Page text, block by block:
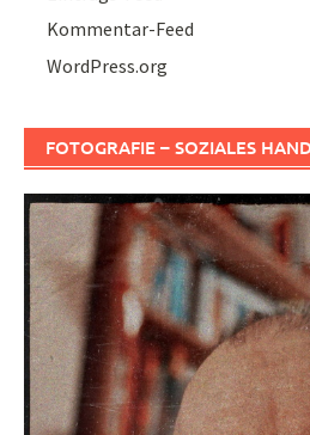
Kommentar-Feed
WordPress.org
FOTOGRAFIE – SOZIALES